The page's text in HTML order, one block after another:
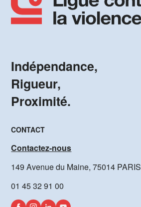
Indépendance,
Rigueur,
Proximité.
CONTACT
Contactez-nous
149 Avenue du Maine, 75014 PARIS
01 45 32 91 00